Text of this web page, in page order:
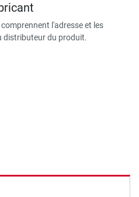
l'adresse et les
distributeur du produit.